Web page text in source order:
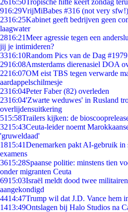
2616:50Tropische hitte keert zondag
916:29VrijMiBabes #316 (not very sfw!)
2316:25Kabinet geeft bedrijven geen
laagwater
2816:21Meer agressie tegen een
jij je intimideren?
3316:10Random Pics van de Dag #1979
2916:08Amsterdams dierenasiel DOA
2216:07OM eist TBS tegen verwarde
aardappelschilmesje
2316:04Peter Faber (82) overleden
2316:04'Zwarte weduwes' in Rusland
overlijdensuitkering
515:58Trailers kijken: de
3215:43Ceuta-leider noemt
'gruweldaad'
1815:41Denemarken pakt AI-gebruik in
examens
3615:28Spaanse politie: minstens tien
onder migranten Ceuta
6915:03Israël meldt dood twee
aangekondigd
4414:47Trump wil dat J.D. Vance hem
1413:49Ontslagen bij Halo Studios na